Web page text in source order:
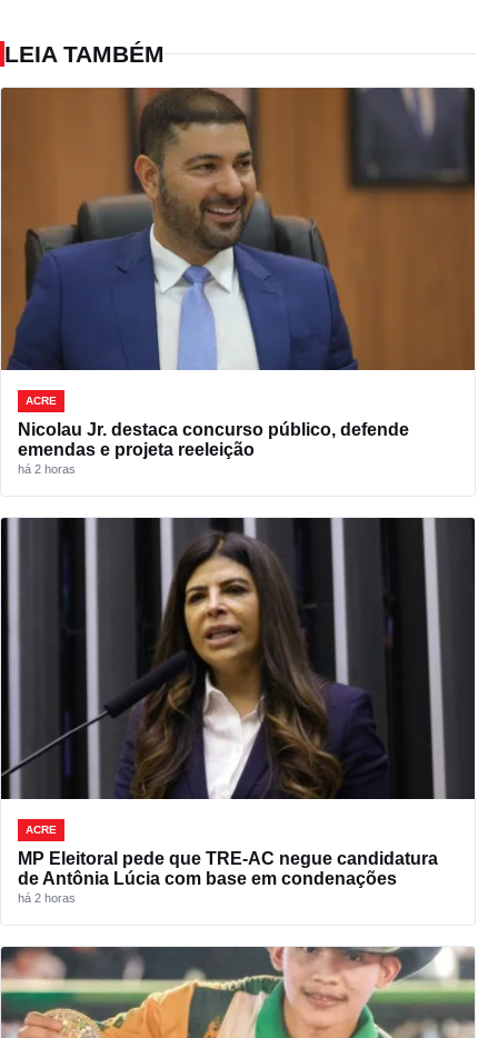
LEIA TAMBÉM
ACRE
Nicolau Jr. destaca concurso público, defende
emendas e projeta reeleição
há 2 horas
ACRE
MP Eleitoral pede que TRE-AC negue candidatura
de Antônia Lúcia com base em condenações
há 2 horas